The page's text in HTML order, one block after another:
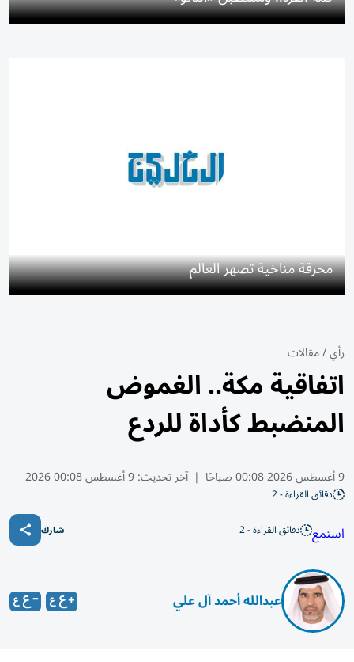
محرقة مناخية تصهر العالم
رأي/مقالات
اتفاقية مكة.. الغموض
المنضبط كأداة للردع
9 أغسطس 2026 00:08 صباحًا | آخر تحديث:9 أغسطس 00:08 2026
دقائق القراءة - 2
استمع دقائق القراءة - 2 شارك
عبدالله أحمد آل علي